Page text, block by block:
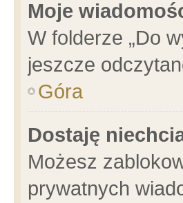
Moje
W folderze „Do
jeszcze
Góra
Dostaję
Możesz
prywatnych